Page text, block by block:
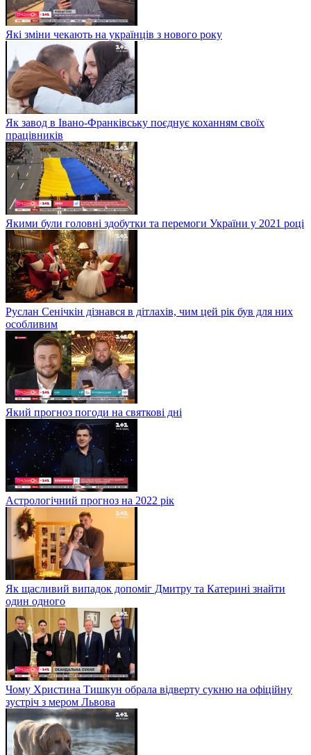
Які зміни чекають на українців з нового року
Як завод в Івано-Франківську поєднує коханням своїх
працівників
Якими були головні здобутки та перемоги України у 2021 році
Руслан Сенічкін дізнався в дітлахів, чим цей рік був для них
особливим
Який прогноз погоди на святкові дні
Астрологічний прогноз на 2022 рік
Як щасливий випадок допоміг Дмитру та Катерині знайти
один одного
Чому Христина Тишкун обрала відверту сукню на офіційну
зустріч з мером Львова